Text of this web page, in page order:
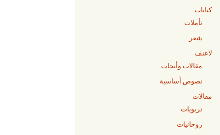
كتابات
تأملات
شعر
لاعنف
مقالات وأبحاث
نصوص أساسية
مقالات
تربويات
روحانيات